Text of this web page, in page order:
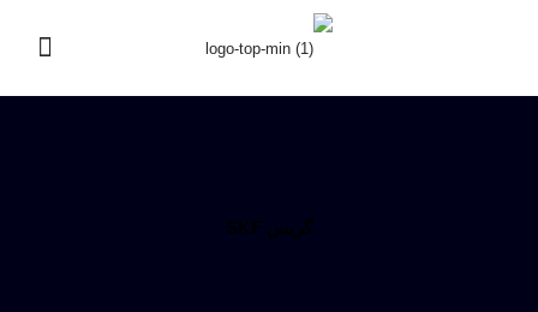
گریس SKF